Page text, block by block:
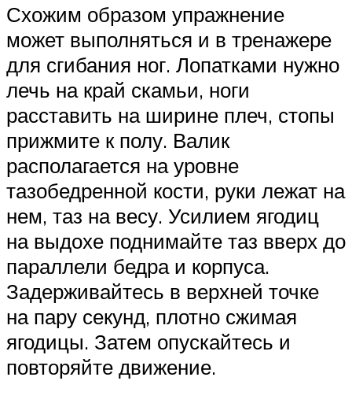
Схожим образом упражнение
может выполняться и в тренажере
для сгибания ног. Лопатками нужно
лечь на край скамьи, ноги
расставить на ширине плеч, стопы
прижмите к полу. Валик
располагается на уровне
тазобедренной кости, руки лежат на
нем, таз на весу. Усилием ягодиц
на выдохе поднимайте таз вверх до
параллели бедра и корпуса.
Задерживайтесь в верхней точке
на пару секунд, плотно сжимая
ягодицы. Затем опускайтесь и
повторяйте движение.